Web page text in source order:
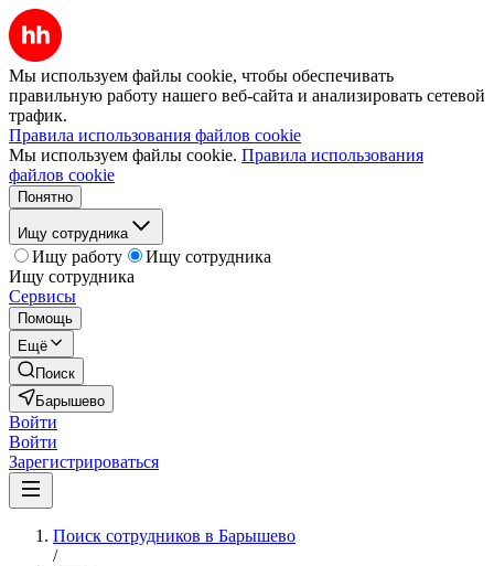
Мы используем файлы cookie, чтобы обеспечивать
правильную работу нашего веб-сайта и анализировать сетевой
трафик.
Правила использования файлов cookie
Мы используем файлы cookie. Правила использования
файлов cookie
Понятно
Ищу сотрудника
Ищу работу
Ищу сотрудника
Ищу сотрудника
Сервисы
Помощь
Ещё
Поиск
Барышево
Войти
Войти
Зарегистрироваться
Поиск сотрудников в Барышево
/